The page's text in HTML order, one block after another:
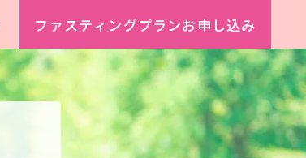
ファスティングプランお申し込み